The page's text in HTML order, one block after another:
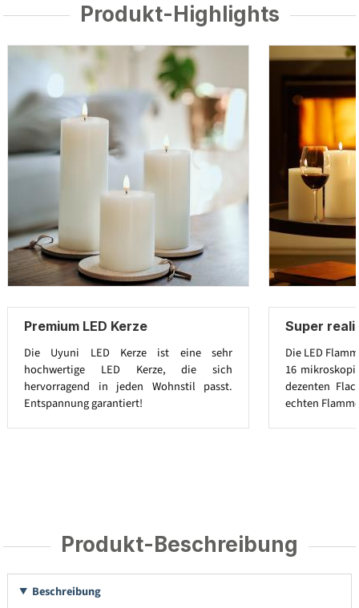
Produkt-Highlights
Premium LED Kerze
Die Uyuni LED Kerze ist eine sehr
hochwertige LED Kerze, die sich
hervorragend in jeden Wohnstil passt.
Entspannung garantiert!
Super
Die LED
16
dezenten
echten
Produkt-Beschreibung
Beschreibung